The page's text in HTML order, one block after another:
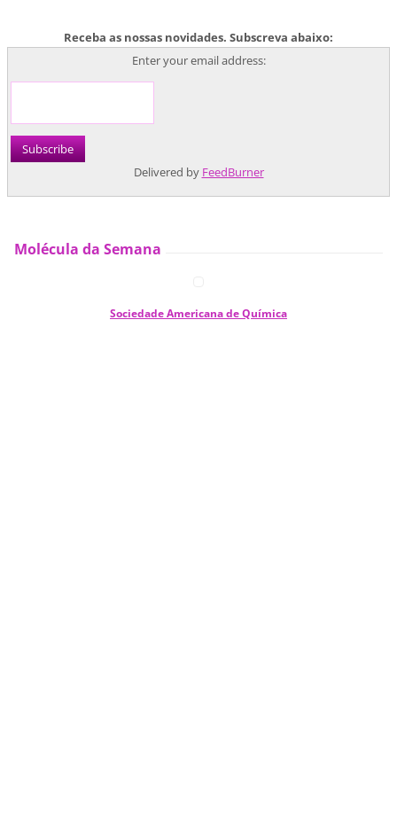
Receba as nossas novidades. Subscreva abaixo:
Enter your email address:
Delivered by FeedBurner
Molécula da Semana
Sociedade Americana de Química